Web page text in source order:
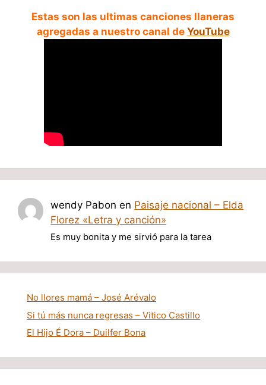
Estas son las ultimas canciones llaneras
agregadas a nuestro canal de YouTube
wendy Pabon en Paisaje nacional – Elda
Florez «Letra y canción»
Es muy bonita y me sirvió para la tarea
No llores mamá – José Arévalo
Si tú más nunca regresas – Vitico Castillo
El Hijo É Dora – Duilfer Bona